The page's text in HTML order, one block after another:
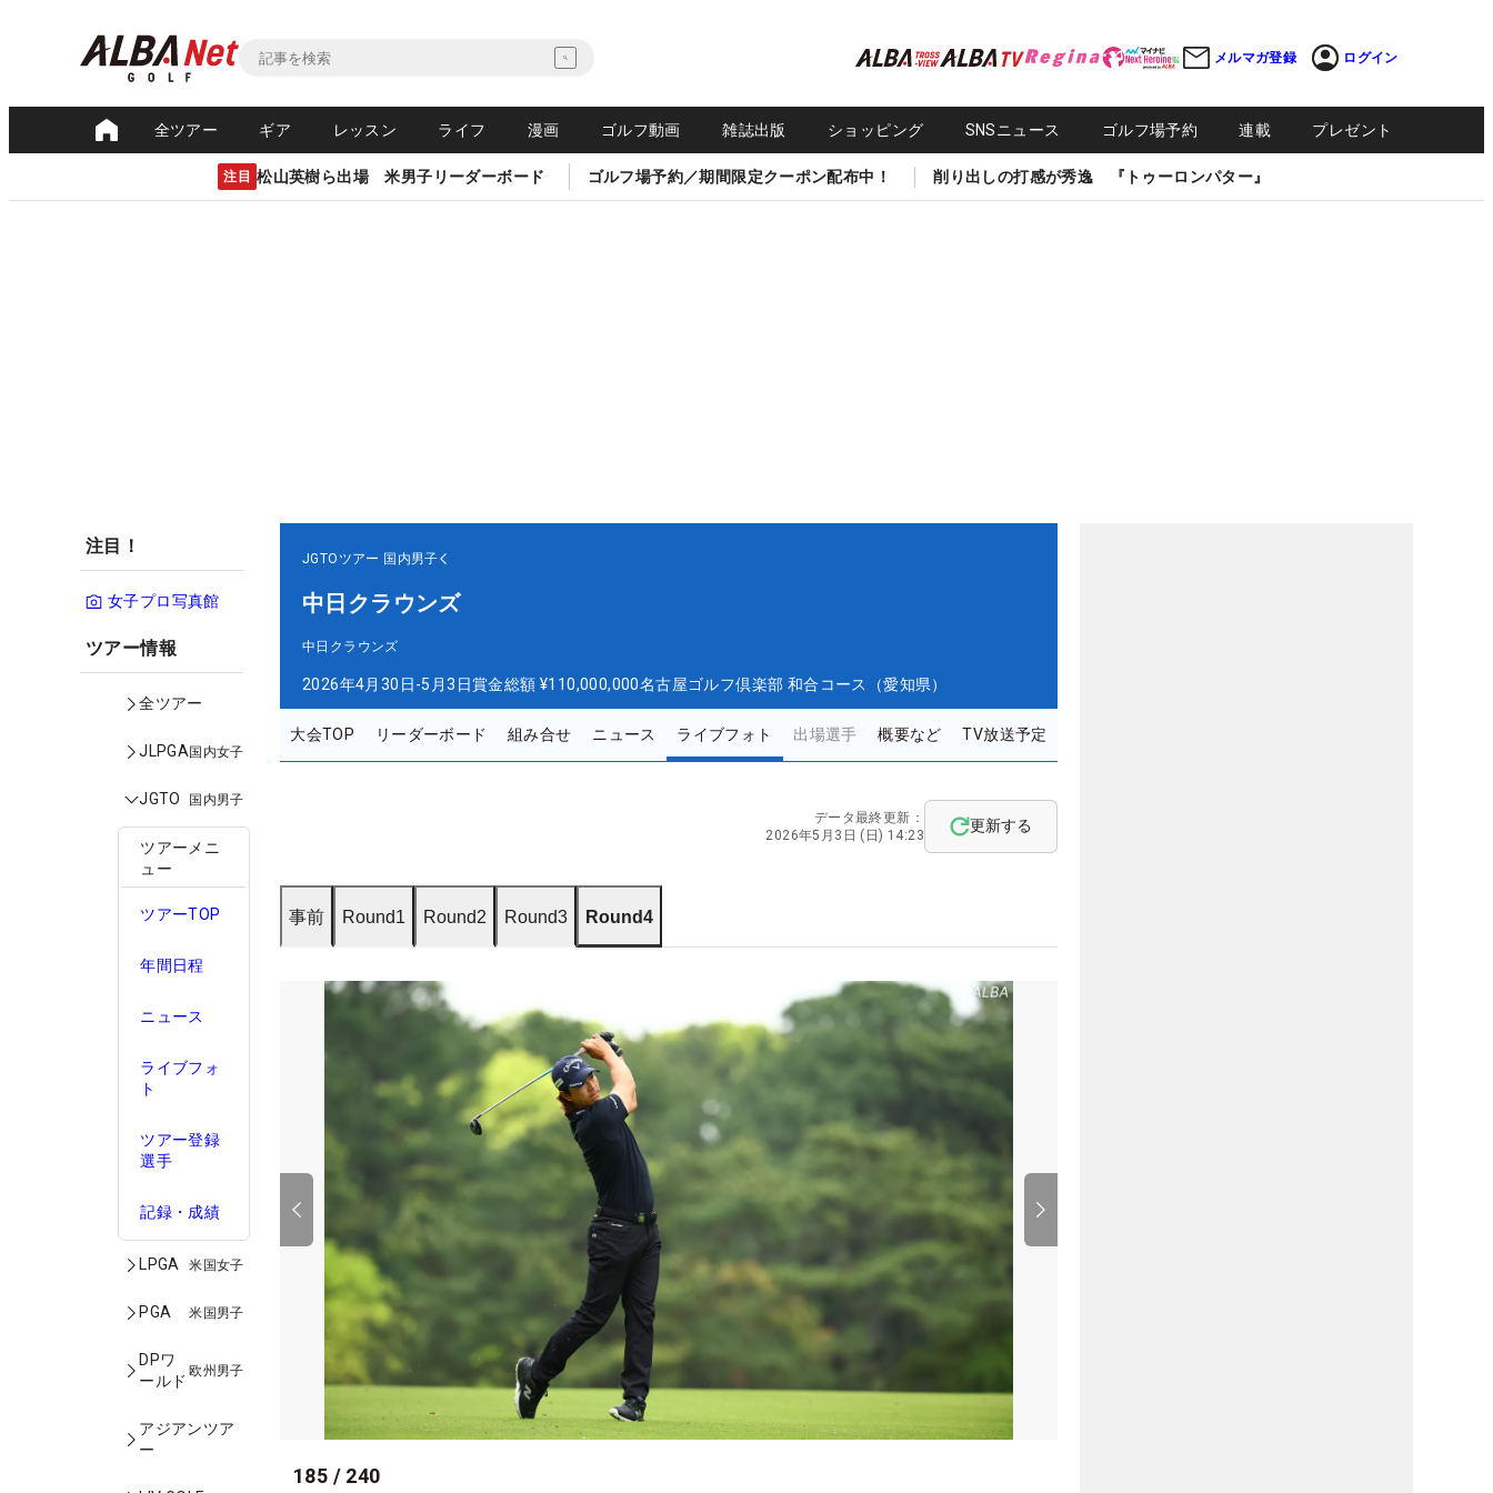
メルマガ登録 ログイン
全ツアー ギア レッスン ライフ 漫画 ゴルフ動画 雑誌出版 ショッピング SNSニュース ゴルフ場予約 連載 プレゼント
注目 松山英樹ら出場 米男子リーダーボード ゴルフ場予約／期間限定クーポン配布中！ 削り出しの打感が秀逸 『トゥーロンパター』
注目！
女子プロ写真館
ツアー情報
全ツアー
JLPGA国内女子
JGTO 国内男子
ツアーメニ
ュー
ツアーTOP
年間日程
ニュース
ライブフォ
ト
ツアー登録
選手
記録・成績
LPGA 米国女子
PGA 米国男子
DPワ
ールド
欧州男子
アジアンツア
ー
JGTOツアー 国内男子
中日クラウンズ
中日クラウンズ
2026年4月30日-5月3日賞金総額 ¥110,000,000名古屋ゴルフ倶楽部 和合コース（愛知県）
大会TOP リーダーボード 組み合せ ニュース ライブフォト 出場選手 概要など TV放送予定
データ最終更新：
2026年5月3日 (日) 14:23
更新する
事前 Round1 Round2 Round3 Round4
185 / 240